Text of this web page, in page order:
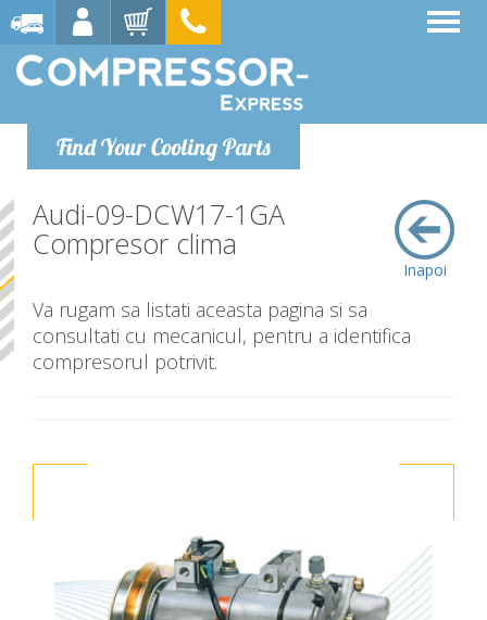
Find Your Cooling Parts
Inapoi
Audi-09-DCW17-1GA
Compresor clima
Va rugam sa listati aceasta pagina si sa
consultati cu mecanicul, pentru a identifica
compresorul potrivit.